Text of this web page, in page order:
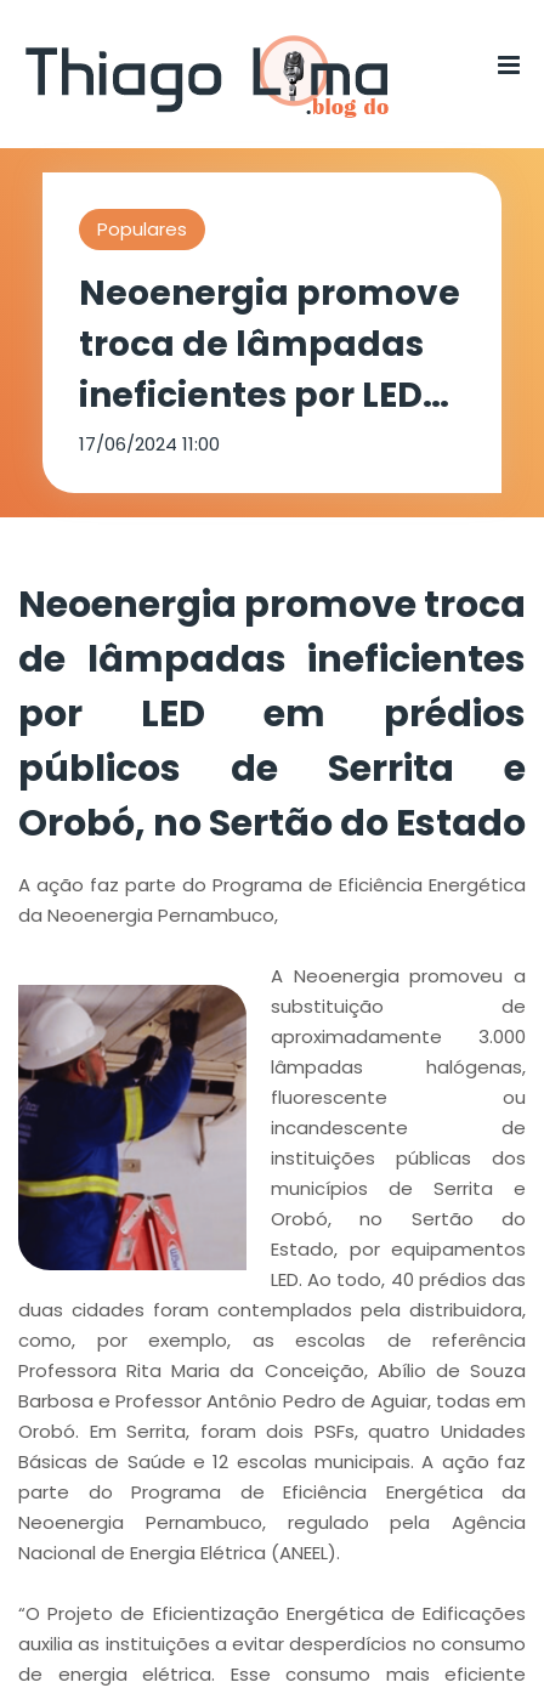
Populares
Neoenergia promove
troca de lâmpadas
ineficientes por LED
em prédios públicos
de Serrita e Orobó, no
17/06/2024 11:00
Neoenergia promove troca
de lâmpadas ineficientes
por LED em prédios
públicos de Serrita e
Orobó, no Sertão do Estado
A ação faz parte do Programa de Eficiência Energética
da Neoenergia Pernambuco,
A Neoenergia promoveu a
substituição de
aproximadamente 3.000
lâmpadas halógenas,
fluorescente ou
incandescente de
instituições públicas dos
municípios de Serrita e
Orobó, no Sertão do
Estado, por equipamentos
LED. Ao todo, 40 prédios das
duas cidades foram contemplados pela distribuidora,
como, por exemplo, as escolas de referência
Professora Rita Maria da Conceição, Abílio de Souza
Barbosa e Professor Antônio Pedro de Aguiar, todas em
Orobó. Em Serrita, foram dois PSFs, quatro Unidades
Básicas de Saúde e 12 escolas municipais. A ação faz
parte do Programa de Eficiência Energética da
Neoenergia Pernambuco, regulado pela Agência
Nacional de Energia Elétrica (ANEEL).
“O Projeto de Eficientização Energética de Edificações
auxilia as instituições a evitar desperdícios no consumo
de energia elétrica. Esse consumo mais eficiente